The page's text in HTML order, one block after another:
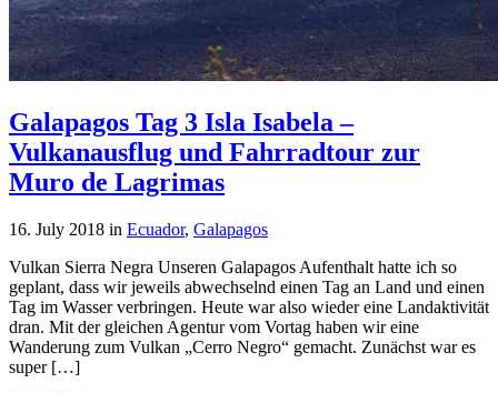
Galapagos Tag 3 Isla Isabela –
Vulkanausflug und Fahrradtour zur
Muro de Lagrimas
16. July 2018 in Ecuador, Galapagos
Vulkan Sierra Negra Unseren Galapagos Aufenthalt hatte ich so
geplant, dass wir jeweils abwechselnd einen Tag an Land und einen
Tag im Wasser verbringen. Heute war also wieder eine Landaktivität
dran. Mit der gleichen Agentur vom Vortag haben wir eine
Wanderung zum Vulkan „Cerro Negro“ gemacht. Zunächst war es
super […]